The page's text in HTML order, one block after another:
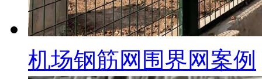
机场钢筋网围界网案例